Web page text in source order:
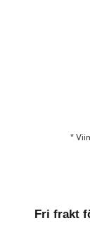
*
Fri frakt